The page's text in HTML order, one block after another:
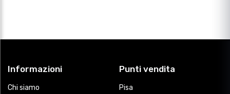
Informazioni
Chi siamo
Punti vendita
Pisa